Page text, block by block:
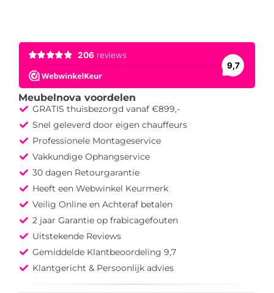
Meubelnova voordelen
GRATIS thuisbezorgd vanaf €899,-
Snel geleverd door eigen chauffeurs
Professionele Montageservice
Vakkundige Ophangservice
30 dagen Retourgarantie
Heeft een Webwinkel Keurmerk
Veilig Online en Achteraf betalen
2 jaar Garantie op frabicagefouten
Uitstekende Reviews
Gemiddelde Klantbeoordeling 9,7
Klantgericht & Persoonlijk advies